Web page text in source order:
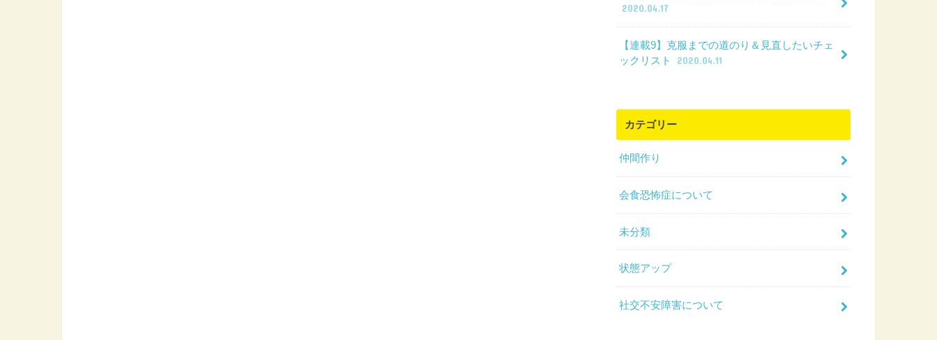
2020.04.17
【連載9】克服までの道のり＆見直したいチェ
ックリスト
2020.04.11
カテゴリー
仲間作り
会食恐怖症について
未分類
状態アップ
社交不安障害について